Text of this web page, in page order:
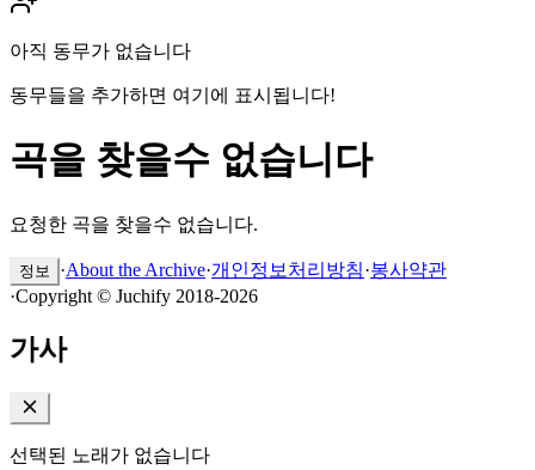
아직 동무가 없습니다
동무들을 추가하면 여기에 표시됩니다!
곡을 찾을수 없습니다
요청한 곡을 찾을수 없습니다.
정보 ·About the Archive·개인정보처리방침·봉사약관
·Copyright © Juchify 2018-2026
가사
선택된 노래가 없습니다